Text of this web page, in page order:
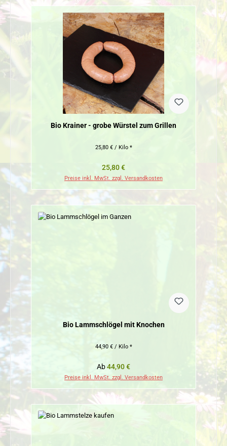
Bio Krainer - grobe Würstel zum Grillen
25,80 € / Kilo *
Regulärer Preis:
25,80 €
Preise inkl. MwSt. zzgl. Versandkosten
Bio Lammschlögel mit Knochen
44,90 € / Kilo *
Regulärer Preis:
Ab44,90 €
Preise inkl. MwSt. zzgl. Versandkosten